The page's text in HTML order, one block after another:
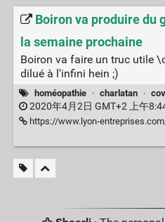
Boiron va produire du
la semaine prochaine
Boiron va faire un truc utile
dilué à l'infini hein ;)
homéopathie · charlatan ·
2020年4月2日 GMT+2 上午
https://www.lyon-entreprises.com/entreprise/info/boiron-va-